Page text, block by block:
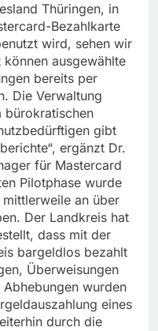
Thüringen, in
Bezahlkarte
wird, sehen wir
ausgewählte
bereits per
Die Verwaltung
bürokratischen
gibt
ergänzt Dr.
für Mastercard
Pilotphase wurde
an über
Der Landkreis hat
dass mit der
bargeldlos bezahlt
Überweisungen
wurden
eines
durch die